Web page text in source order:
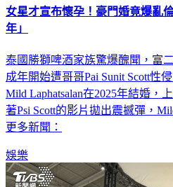
女星才宣布懷孕！豪門婚竟爆亂
泰國勝獅啤酒家族驚爆醜聞，富
成年開始遭哥哥Pai Sunit Scott性
Mild Laphatsalan在2025年結婚，
著Psi Scott的影片拋出震撼彈，
娛樂